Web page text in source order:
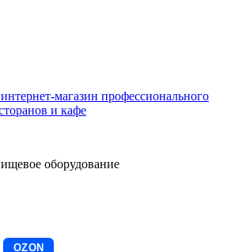
оборудование
OZON